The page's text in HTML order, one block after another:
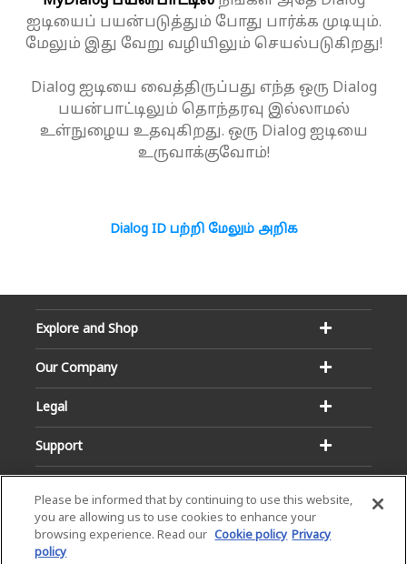
ஐடியைப் பயன்படுத்தும் போது பார்க்க முடியும்.
மேலும் இது வேறு வழியிலும் செயல்படுகிறது!
Dialog ஐடியை வைத்திருப்பது எந்த ஒரு Dialog
பயன்பாட்டிலும் தொந்தரவு இல்லாமல்
உள்நுழைய உதவுகிறது. ஒரு Dialog ஐடியை
உருவாக்குவோம்!
Dialog ID பற்றி மேலும் அறிக
Explore and Shop
Our Company
Legal
Support
Please be informed that by continuing to use this website,
you are allowing us to use cookies to enhance your
browsing experience. Read our Cookie policy Privacy
policy